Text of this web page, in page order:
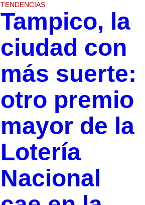
TENDENCIAS
Tampico, la
ciudad con
más suerte:
otro premio
mayor de la
Lotería
Nacional